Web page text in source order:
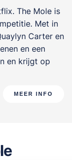
The Mole is
. Met in
Carter en
en een
en krijgt op
MEER INFO